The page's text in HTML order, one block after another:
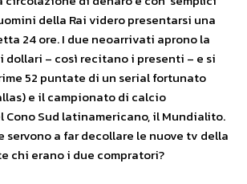
della Rai videro presentarsi una
24 ore. I due neoarrivati aprono la
– così recitano i presenti – e si
52 puntate di un serial fortunato
e il campionato di calcio
Sud latinamericano, il Mundialito.
servono a far decollare le nuove tv della
chi erano i due compratori?